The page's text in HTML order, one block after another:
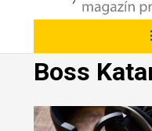
Boss